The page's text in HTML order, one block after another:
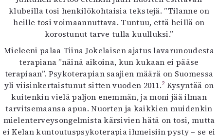
klubeilla tosi henkilökohtaisia tekstejä. ”Tilanne on
heille tosi voimaannuttava. Tuntuu, että heillä on
korostunut tarve tulla kuulluksi.”
Mieleeni palaa Tiina Jokelaisen ajatus lavarunoudesta
terapiana ”näinä aikoina, kun kukaan ei pääse
terapiaan”. Psykoterapian saajien määrä on Suomessa
yli viisinkertaistunut sitten vuoden 2011.2 Kysyntää on
kuitenkin vielä paljon enemmän, ja moni jää ilman
tarvitsemaansa apua. Nuorten ja kaikkien muidenkin
mielenterveysongelmista kärsivien hätä on tosi, mutta
ei Kelan kuntoutuspsykoterapia ihmeisiin pysty – se ei